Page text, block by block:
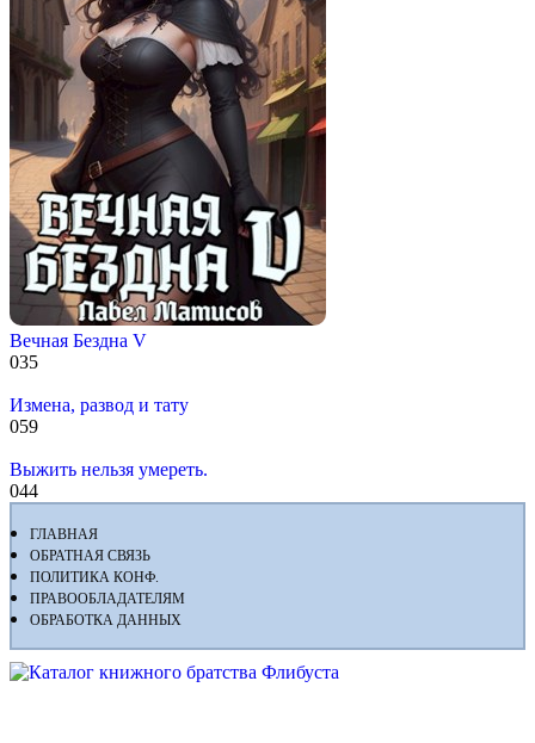
Вечная Бездна V
035
Измена, развод и тату
059
Выжить нельзя умереть.
044
ГЛАВНАЯ
ОБРАТНАЯ СВЯЗЬ
ПОЛИТИКА КОНФ.
ПРАВООБЛАДАТЕЛЯМ
ОБРАБОТКА ДАННЫХ